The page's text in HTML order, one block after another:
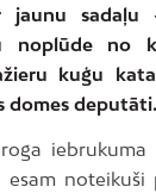
jaunu
noplūde no
kuģu
domes deputāti.
iebrukuma
noteikuši